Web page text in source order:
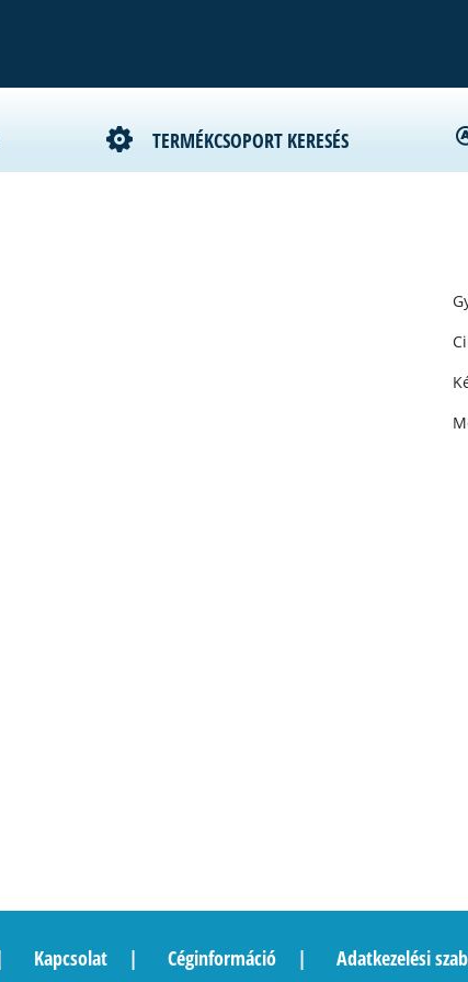
TERMÉKCSOPORT KERESÉS
Kapcsolat Céginformáció Adatkezelési